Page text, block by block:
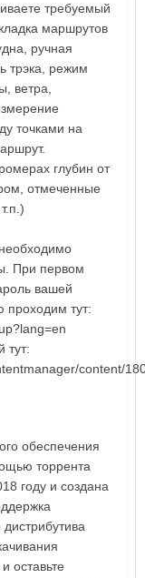
требуемый
маршрутов
ручная
трэка, режим
ветра,
точками на
глубин от
отмеченные
При первом
вашей
проходим тут:
тут:
content/
обеспечения
торрента
году и создана
оставьте